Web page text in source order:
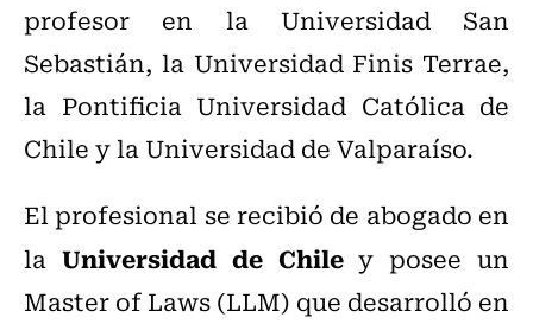
profesor en la Universidad San
Sebastián, la Universidad Finis Terrae,
la Pontificia Universidad Católica de
Chile y la Universidad de Valparaíso.
El profesional se recibió de abogado en
la Universidad de Chiley posee un
Master of Laws (LLM) que desarrolló en